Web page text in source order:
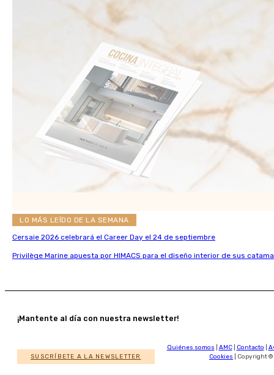
LO MÁS LEÍDO DE LA SEMANA
Cersaie 2026 celebrará el Career Day el 24 de septiembre
Privilège Marine apuesta por HIMACS para el diseño interior de sus
¡Mantente al día con nuestra newsletter!
SUSCRÍBETE A LA NEWSLETTER
Quiénes somos AMC| Contacto
Cookies | Copyright